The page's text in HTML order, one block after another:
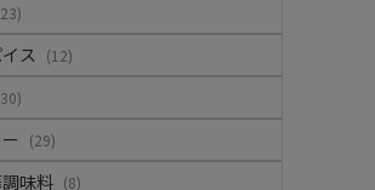
ス (12)
(29)
味料 (8)